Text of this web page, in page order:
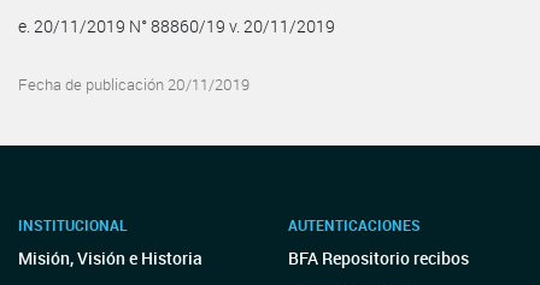
e. 20/11/2019 N° 88860/19 v. 20/11/2019
Fecha de publicación 20/11/2019
INSTITUCIONAL
Misión, Visión e Historia
AUTENTICACIONES
BFA Repositorio recibos